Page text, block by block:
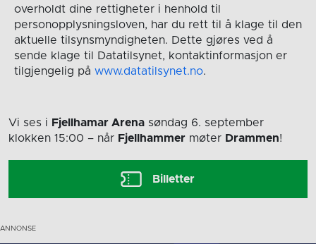
overholdt dine rettigheter i henhold til
personopplysningsloven, har du rett til å klage til den
aktuelle tilsynsmyndigheten. Dette gjøres ved å
sende klage til Datatilsynet, kontaktinformasjon er
tilgjengelig på www.datatilsynet.no.
Vi ses i Fjellhamar Arena søndag 6. september
klokken 15:00 – når Fjellhammer møter Drammen!
Billetter